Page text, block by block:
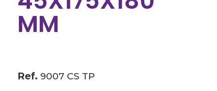
MM
Ref. 9007 CS TP